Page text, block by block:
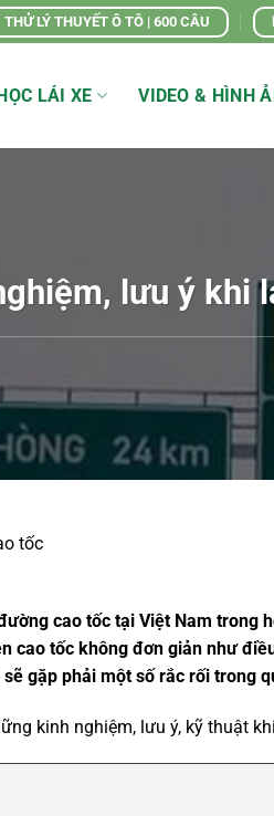
THỬ LÝ THUYẾT Ô TÔ | 600 CÂU
LÁI XE VIDEO & HÌNH
lưu ý khi
tốc
cao tốc tại Việt Nam
cao tốc không đơn giản như
gặp phải một số rắc rối trong
kinh nghiệm, lưu ý, kỹ thuật